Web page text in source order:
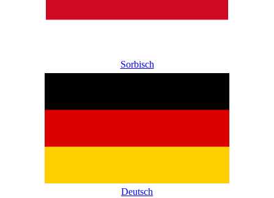
Sorbisch
Deutsch